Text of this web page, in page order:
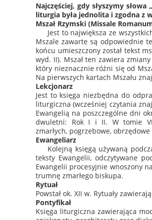
Najczęściej, gdy słyszymy
liturgia była jednolita i zgodna z
Mszał Rzymski (Missale
Jest to największa ze
Mszale zawarte są odpowiednie
końcu umieszczony został tekst
wyd. II). Mszał ten zawiera
który nieznacznie różni się od
Na pierwszych kartach Mszału
Lekcjonarz
Jest to księga niezbędna do
liturgiczna (wcześniej czytania
Ewangelią na poszczególne dni
dwuletni: Rok I i II. W tomie VI
zmarłych, pogrzebowe,
Ewangeliarz
Kolejną księgą używaną
teksty Ewangelii, odczytywane
Ewangelii procesyjnie wnoszony
trumnę zmarłego biskupa.
Rytuał
Powstał ok. XII w. Rytuały
Pontyfikał
Księga liturgiczna zawierająca